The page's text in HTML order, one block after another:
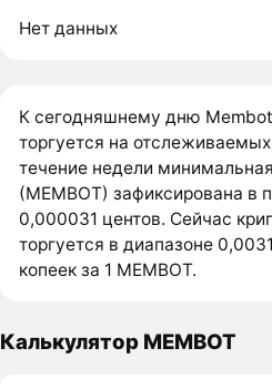
Нет данных
К сегодняшнему дню
торгуется на
течение недели
(MEMBOT) зафиксирована в
0,000031 центов. Сейчас
торгуется в диапазоне
копеек за 1 MEMBOT.
Калькулятор MEMBOT